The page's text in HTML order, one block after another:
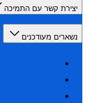
קשר עם התמיכה
מעודכנים